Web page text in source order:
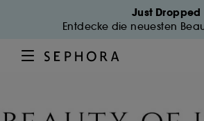
Just Dropped
Entdecke die neuesten